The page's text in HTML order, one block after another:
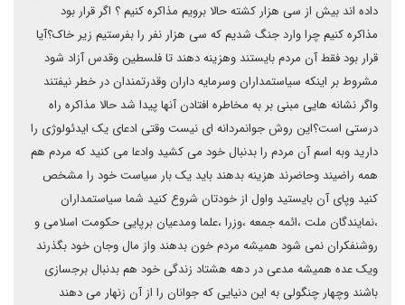
داده اند بیش از سی هزار کشته حالا برویم مذاکره کنیم ؟ اگر قرار بود
مذاکره کنیم چرا وارد جنگ شدیم که سی هزار نفر را بفرستیم زیر خاک؟آیا
قرار بود فقط آن مردم بایستند وهزینه دهند تا فلسطین وقدس آزاد شود
مشروط بر اینکه سیاستمداران وسرمایه داران وقدرتمندان در خطر نیفتند
واگر نشانه هایی مبنی بر به مخاطره افتادن آنها پیدا شد حالا مذاکره راه
درستی است؟این روش جوانمردانه ای نیست وقتی ادعای یک ایدئولوژی را
دارید وبه اسم آن مردم را بدنبال خود می کشید وادعا می کنید که مردم هم
همه راضیند وحاضرند هزینه بدهند باید یک بار سیاست خود را مشخص
کنید وپای آن بایستید واول از خودتان شروع کنید شما سیاستمداران
،نمایندگان ملت ،ائمه جمعه ،وزرا ،علما ومدعیان برپایی حکومت اسلامی و
روشنفکران نمی شود همیشه مردم خون بدهند واز مال وجان خود بگذرند
ویک عده همیشه مدعی در دهه هشتاد زندگی خود هم بدنبال برجسازی
باشند وچهار چنگولی به این دنیایی که جوانان را از آن زنهار می دهند